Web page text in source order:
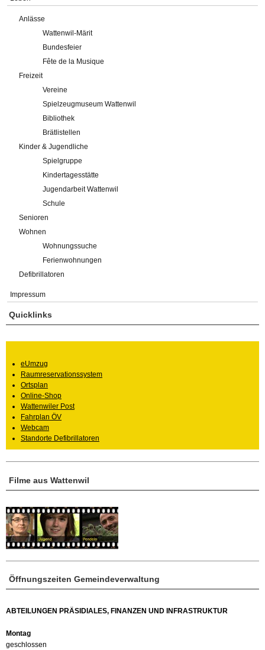
Anlässe
Wattenwil-Märit
Bundesfeier
Fête de la Musique
Freizeit
Vereine
Spielzeugmuseum Wattenwil
Bibliothek
Brätlistellen
Kinder & Jugendliche
Spielgruppe
Kindertagesstätte
Jugendarbeit Wattenwil
Schule
Senioren
Wohnen
Wohnungssuche
Ferienwohnungen
Defibrillatoren
Impressum
Öffnungszeiten Gemeindeverwaltung
ABTEILUNGEN PRÄSIDIALES, FINANZEN UND INFRASTRUKTUR
Montag
geschlossen
Filme aus Wattenwil
Quicklinks
eUmzug
Raumreservationssystem
Ortsplan
Online-Shop
Wattenwiler Post
Fahrplan ÖV
Webcam
Standorte Defibrillatoren